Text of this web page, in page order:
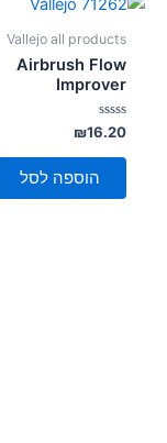
Vallejo all products
Airbrush Flow
Improver
דורג
0
מתוך
₪16.20
הוספה לסל